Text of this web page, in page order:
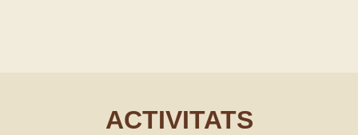
ACTIVITATS